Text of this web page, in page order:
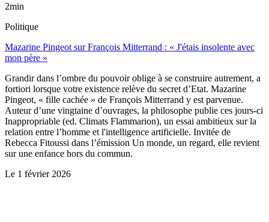
2min
Politique
Mazarine Pingeot sur François Mitterrand : « J'étais insolente avec
mon père »
Grandir dans l’ombre du pouvoir oblige à se construire autrement, a
fortiori lorsque votre existence relève du secret d’Etat. Mazarine
Pingeot, « fille cachée » de François Mitterrand y est parvenue.
Auteur d’une vingtaine d’ouvrages, la philosophe publie ces jours-ci
Inappropriable (ed. Climats Flammarion), un essai ambitieux sur la
relation entre l’homme et l'intelligence artificielle. Invitée de
Rebecca Fitoussi dans l’émission Un monde, un regard, elle revient
sur une enfance hors du commun.
Le 1 février 2026